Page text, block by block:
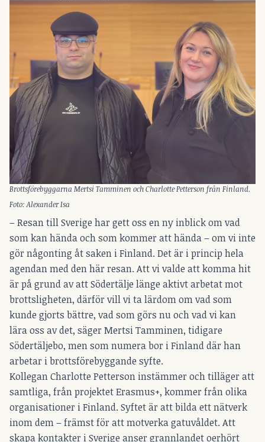
Brottsförebyggarna Mertsi Tamminen och Charlotte Petterson från Finland.
Foto: Alexander Isa
– Resan till Sverige har gett oss en ny inblick om vad
som kan hända och som kommer att hända – om vi inte
gör någonting åt saken i Finland. Det är i princip hela
agendan med den här resan. Att vi valde att komma hit
är på grund av att Södertälje länge aktivt arbetat mot
brottsligheten, därför vill vi ta lärdom om vad som
kunde gjorts bättre, vad som görs nu och vad vi kan
lära oss av det, säger Mertsi Tamminen, tidigare
Södertäljebo, men som numera bor i Finland där han
arbetar i brottsförebyggande syfte.
Kollegan Charlotte Petterson instämmer och tilläger att
samtliga, från projektet Erasmus+, kommer från olika
organisationer i Finland. Syftet är att bilda ett nätverk
inom dem – främst för att motverka gatuvåldet. Att
skapa kontakter i Sverige anser grannlandet oerhört